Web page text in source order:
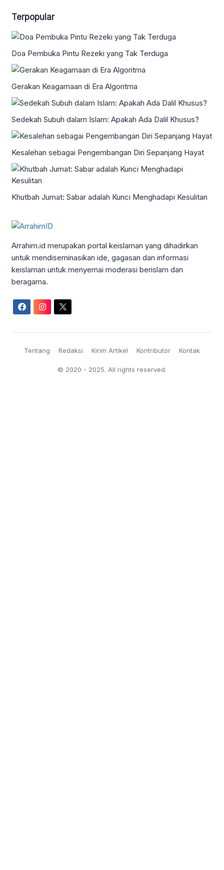
Terpopular
Doa Pembuka Pintu Rezeki yang Tak Terduga
Gerakan Keagamaan di Era Algoritma
Sedekah Subuh dalam Islam: Apakah Ada Dalil Khusus?
Kesalehan sebagai Pengembangan Diri Sepanjang Hayat
Khutbah Jumat: Sabar adalah Kunci Menghadapi Kesulitan
Arrahim.id merupakan portal keislaman yang dihadirkan
untuk mendiseminasikan ide, gagasan dan informasi
keislaman untuk menyemai moderasi berislam dan
beragama.
Tentang Redaksi Kirim Artikel Kontributor Kontak
© 2020 - 2025. All rights reserved.